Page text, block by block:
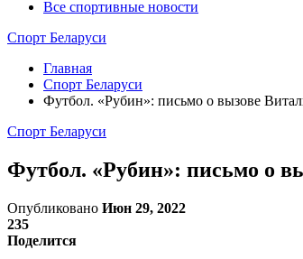
Все спортивные новости
Спорт Беларуси
Главная
Спорт Беларуси
Футбол. «Рубин»: письмо о вызове
Спорт Беларуси
Футбол. «Рубин»: письмо о
Опубликовано Июн 29, 2022
235
Поделится